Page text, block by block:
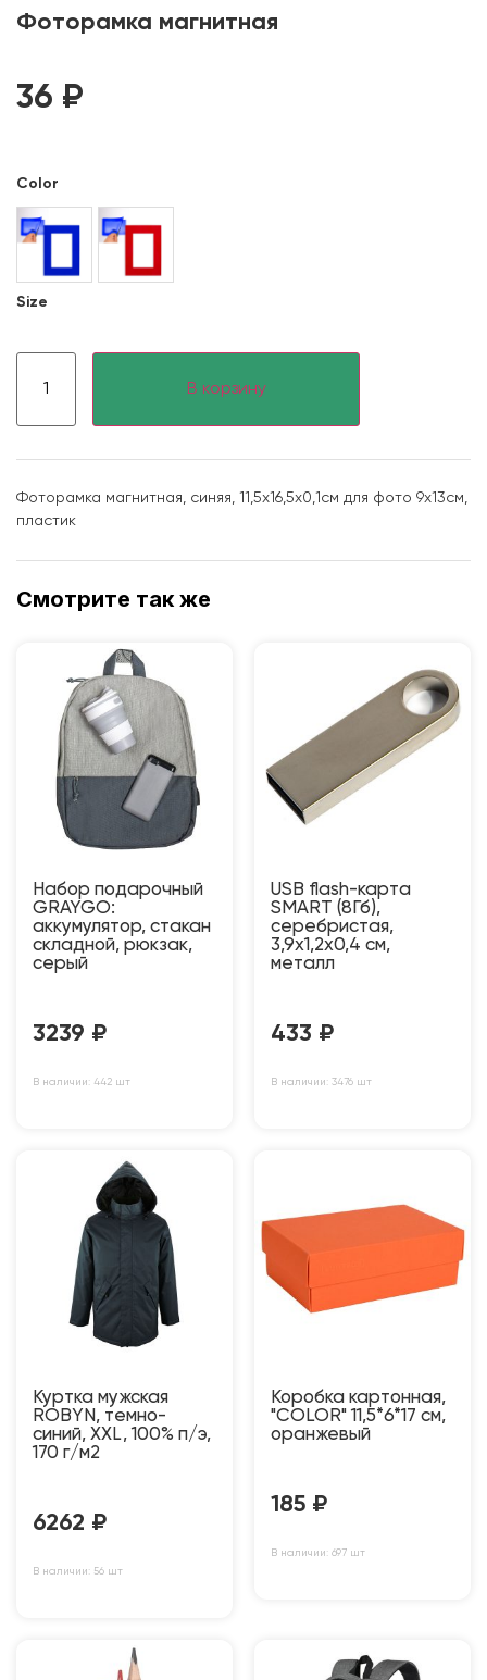
Фоторамка магнитная
36 ₽
Color
Size
В корзину
Фоторамка магнитная, синяя, 11,5х16,5х0,1см для фото 9х13см,
пластик
Смотрите так же
Набор подарочный
GRAYGO:
аккумулятор, стакан
складной, рюкзак,
серый
3239 ₽
В наличии: 442 шт
USB flash-карта
SMART (8Гб),
серебристая,
3,9х1,2х0,4 см,
металл
433 ₽
В наличии: 3476 шт
Куртка мужская
ROBYN, темно-
синий, XXL, 100% п/э,
170 г/м2
6262 ₽
В наличии: 56 шт
Коробка картонная,
"COLOR" 11,5*6*17 см,
оранжевый
185 ₽
В наличии: 697 шт